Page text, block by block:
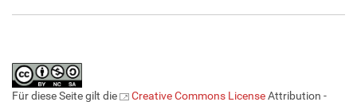
Für diese Seite gilt die Creative Commons LicenseAttribution -